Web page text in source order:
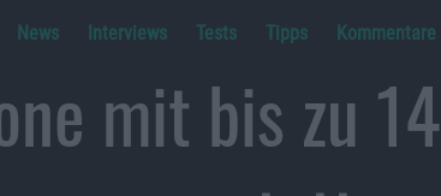
News Interviews Tests Tipps Kommentare
mit bis zu 14